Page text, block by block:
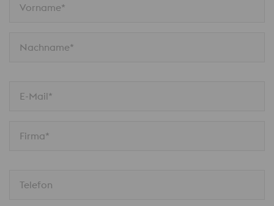
Vorname*
Nachname*
E-Mail*
Firma*
Telefon